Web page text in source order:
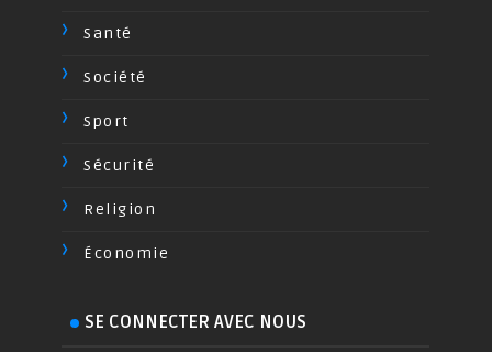
Santé
Société
Sport
Sécurité
Religion
Économie
SE CONNECTER AVEC NOUS